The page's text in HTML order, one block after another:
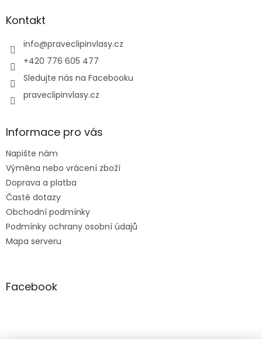
aKontakt
info@praveclipinvlasy.cz
+420 776 605 477
Sledujte nás na Facebooku
praveclipinvlasy.cz
Informace pro vás
Napište nám
Výměna nebo vrácení zboží
Doprava a platba
Časté dotazy
Obchodní podmínky
Podmínky ochrany osobní údajů
Mapa serveru
Facebook